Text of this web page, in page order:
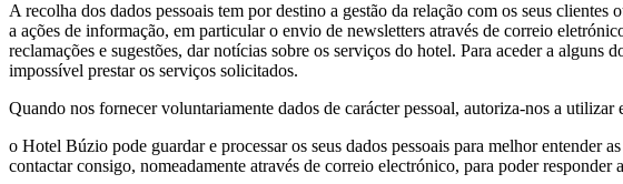
A recolha dos dados pessoais tem por destino a gestão da relação com os seus clientes
a ações de informação, em particular o envio de newsletters através de correio
reclamações e sugestões, dar notícias sobre os serviços do hotel. Para aceder a
impossível prestar os serviços solicitados.
Quando nos fornecer voluntariamente dados de carácter pessoal, autoriza-nos a
o Hotel Búzio pode guardar e processar os seus dados pessoais para melhor entender
contactar consigo, nomeadamente através de correio electrónico, para poder responder